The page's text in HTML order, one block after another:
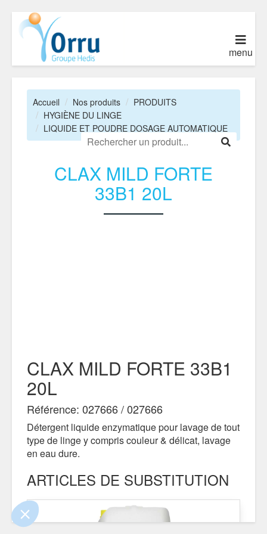
de ce site vous intéresse
aimerait bien vous accompagner
par
menu
Accueil Nos produits
PRODUITS
HYGIÈNE DU LINGE
LIQUIDE ET POUDRE DOSAGE AUTOMATIQUE
CLAX MILD FORTE
33B1 20L
CLAX MILD FORTE 33B1
20L
Référence: 027666 / 027666
Détergent liquide enzymatique pour lavage de tout
type de linge y compris couleur & délicat, lavage
en eau dure.
ARTICLES DE SUBSTITUTION